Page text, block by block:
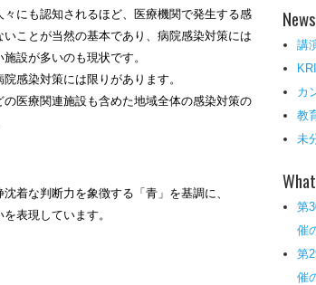
にも認知されるほど、医療機関で発生する感
ことが当然の基本であり、病院感染対策には
設が多いのも現状です。
感染対策には限りがあります。
医療関連施設も含めた地域全体の感染対策の
着な判断力を象徴する「青」を基調に、
表現しています。
News
講
カ
教
未
第
催
第
催